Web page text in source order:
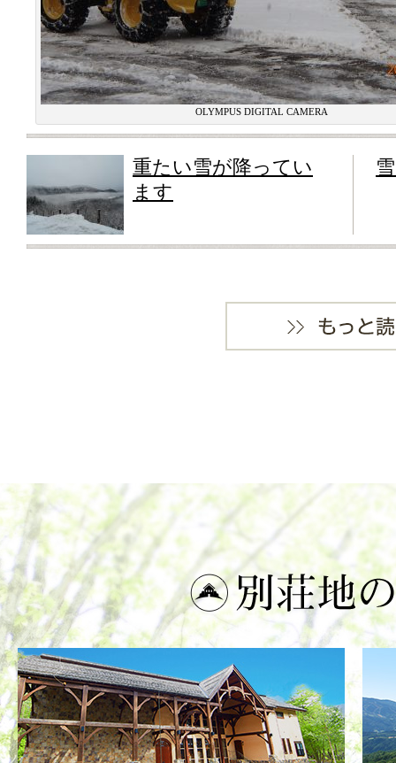
OLYMPUS DIGITAL CAMERA
重たい雪が降ってい
ます